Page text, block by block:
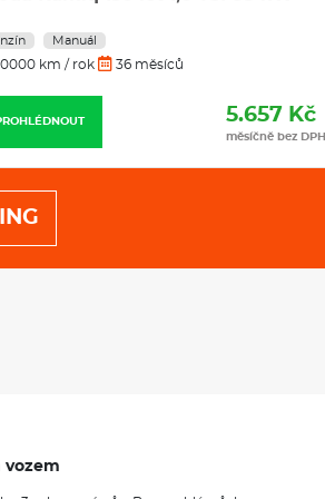
Automat
km / rok 36 měsíců
7.990 Kč
měsíčně bez DPH
vozem